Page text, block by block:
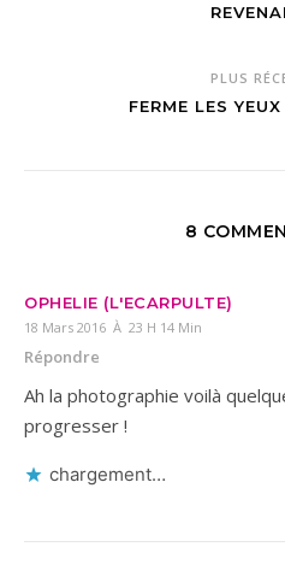
PLUS
FERME LES
8
OPHELIE (L'ECARPULTE)
18 Mars 2016 À 23 H 14 Min
Répondre
Ah la photographie voilà
progresser !
chargement…